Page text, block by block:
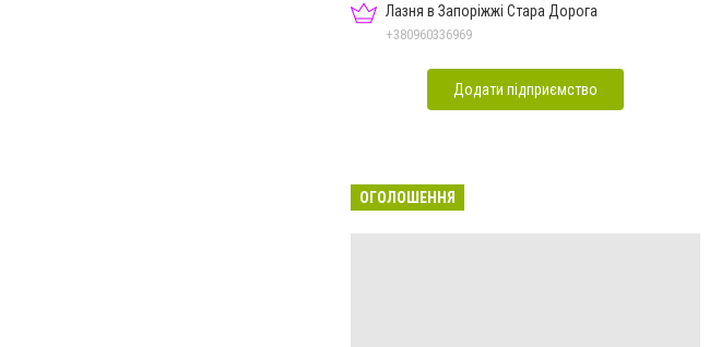
Лазня в Запоріжжі Стара Дорога
+380960336969
Додати підприємство
ОГОЛОШЕННЯ